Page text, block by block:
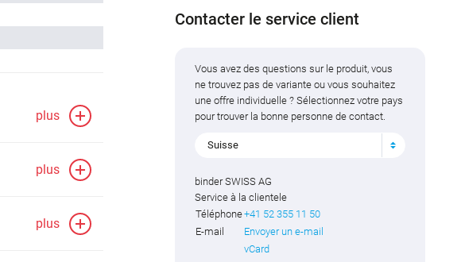
plus
plus
plus
Contacter le service client
Vous avez des questions sur le produit, vous
ne trouvez pas de variante ou vous souhaitez
une offre individuelle ? Sélectionnez votre pays
pour trouver la bonne personne de contact.
Suisse
binder SWISS AG
Service à la clientele
Téléphone+41 52 355 11 50
E-mail
Envoyer un e-mail
vCard